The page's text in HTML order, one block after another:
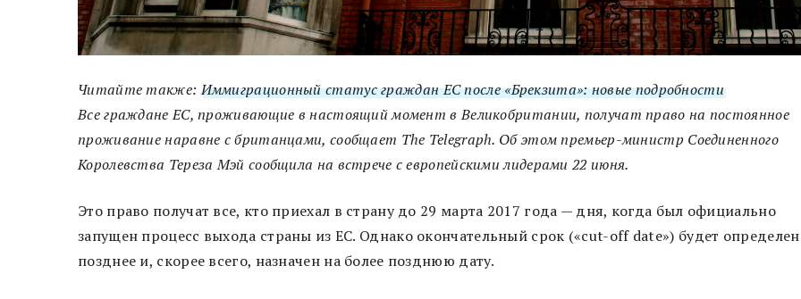
Читайте также:Иммиграционный статус граждан ЕС после «Брекзита»: новые подробности
Все граждане ЕС, проживающие в настоящий момент в Великобритании, получат право на постоянное
проживание наравне с британцами, сообщает The Telegraph. Об этом премьер-министр Соединенного
Королевства Тереза Мэй сообщила на встрече с европейскими лидерами 22 июня.
Это право получат все, кто приехал в страну до 29 марта 2017 года — дня, когда был официально
запущен процесс выхода страны из ЕС. Однако окончательный срок («cut-off date») будет определен
позднее и, скорее всего, назначен на более позднюю дату.